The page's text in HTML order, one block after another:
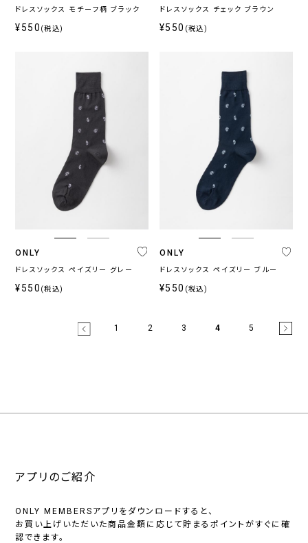
ドレスソックス モチーフ柄 ブラック
¥550 (税込)
ドレスソックス チェック ブラウン
¥550 (税込)
ONLY
ドレスソックス ペイズリー グレー
¥550 (税込)
ONLY
ドレスソックス ペイズリー ブルー
¥550 (税込)
1 2 3 4 5
アプリのご紹介
ONLY MEMBERSアプリをダウンロードすると、
お買い上げいただいた商品金額に応じて貯まるポイントがすぐに確
認できます。